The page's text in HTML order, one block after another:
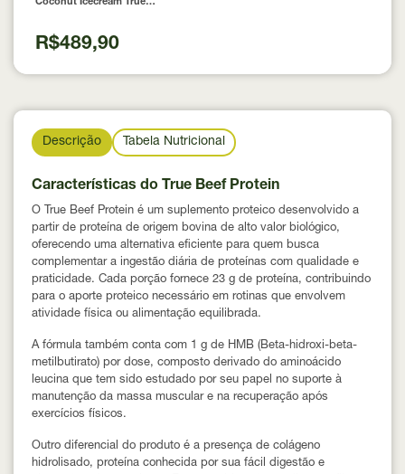
Coconut Icecream True
R$489,90
Descrição Tabela Nutricional
Características do True Beef Protein
O True Beef Protein é um suplemento proteico desenvolvido a
partir de proteína de origem bovina de alto valor biológico,
oferecendo uma alternativa eficiente para quem busca
complementar a ingestão diária de proteínas com qualidade e
praticidade. Cada porção fornece 23 g de proteína, contribuindo
para o aporte proteico necessário em rotinas que envolvem
atividade física ou alimentação equilibrada.
A fórmula também conta com 1 g de HMB (Beta-hidroxi-beta-
metilbutirato) por dose, composto derivado do aminoácido
leucina que tem sido estudado por seu papel no suporte à
manutenção da massa muscular e na recuperação após
exercícios físicos.
Outro diferencial do produto é a presença de colágeno
hidrolisado, proteína conhecida por sua fácil digestão e